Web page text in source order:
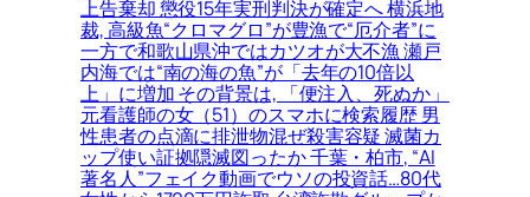
上告棄却 懲役15年実刑判決が確定へ 横浜地
裁, 高級魚“クロマグロ”が豊漁で“厄介者”に
一方で和歌山県沖ではカツオが大不漁 瀬戸
内海では“南の海の魚”が「去年の10倍以
上」に増加 その背景は, 「便注入、死ぬか」
元看護師の女（51）のスマホに検索履歴 男
性患者の点滴に排泄物混ぜ殺害容疑 滅菌カ
ップ使い証拠隠滅図ったか 千葉・柏市, “AI
著名人”フェイク動画でウソの投資話…80代